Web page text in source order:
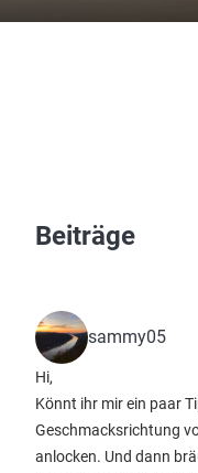
Beiträge
sammy05
Hi,
Könnt ihr mir ein paar
Geschmacksrichtung
anlocken. Und dann